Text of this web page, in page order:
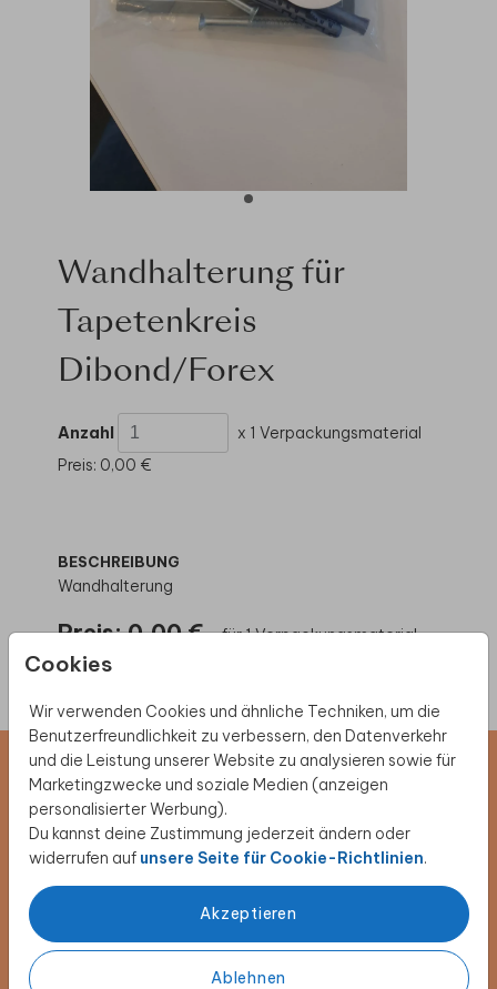
Cookies
Wir verwenden Cookies und ähnliche Techniken, um die
Benutzerfreundlichkeit zu verbessern, den Datenverkehr
und die Leistung unserer Website zu analysieren sowie für
Marketingzwecke und soziale Medien (anzeigen
personalisierter Werbung).
Du kannst deine Zustimmung jederzeit ändern oder
widerrufen auf unsere Seite für Cookie-Richtlinien.
Akzeptieren
Ablehnen
Wandhalterung für
Tapetenkreis
Dibond/Forex
Anzahl
x 1 Verpackungsmaterial
Preis: 0,00 €
BESCHREIBUNG
Wandhalterung
Preis:0,00 € für 1 Verpackungsmaterial
Newsletter abonnieren und 5 €
Rabatt sichern
exklusive Angebote, kreative Inspirationen und
spannende Neuigkeiten aus unserer Produktwelt. Als
Dankeschön erhältst du 5 € Rabatt auf deine nächste
Bestellung.